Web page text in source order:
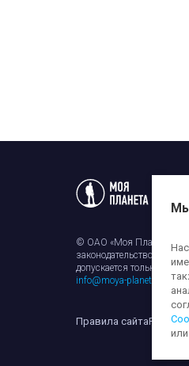
© ОАО «Моя Планета».
законодательством об
допускается только с
info@moya-planeta.ru
Правила сайтаРабота